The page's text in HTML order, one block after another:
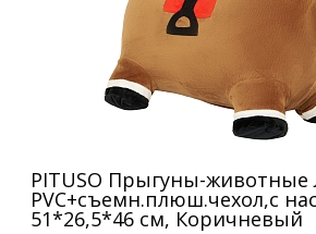
PITUSO Прыгуны-животные
PVC+съемн.плюш.чехол,с
51*26,5*46 см, Коричневый